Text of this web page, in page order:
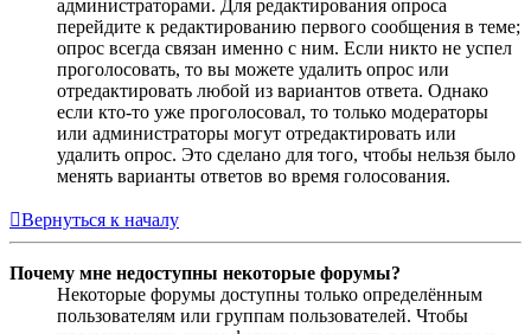
администраторами. Для редактирования опроса
перейдите к редактированию первого сообщения в теме;
опрос всегда связан именно с ним. Если никто не успел
проголосовать, то вы можете удалить опрос или
отредактировать любой из вариантов ответа. Однако
если кто-то уже проголосовал, то только модераторы
или администраторы могут отредактировать или
удалить опрос. Это сделано для того, чтобы нельзя было
менять варианты ответов во время голосования.
Вернуться к началу
Почему мне недоступны некоторые форумы?
Некоторые форумы доступны только определённым
пользователям или группам пользователей. Чтобы